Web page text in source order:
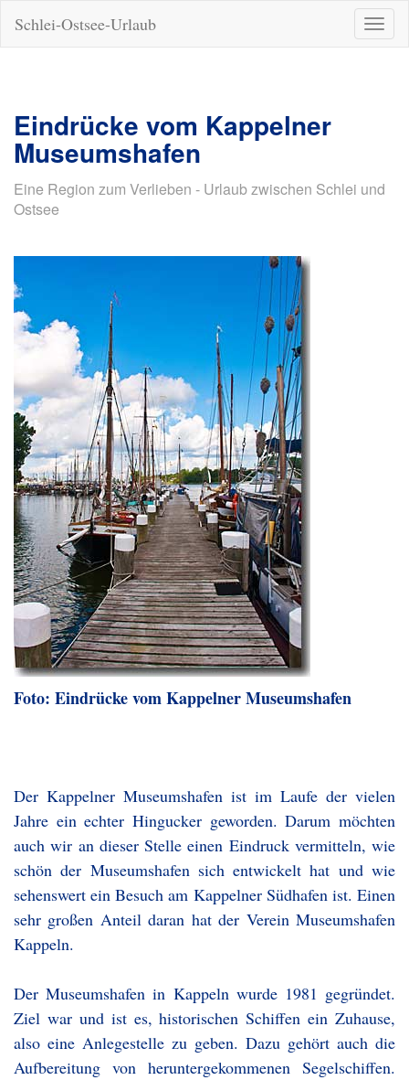
ein-/
Schlei-Ostsee-Urlaub
Eindrücke vom Kappelner
Museumshafen
Eine Region zum Verlieben - Urlaub zwischen Schlei und
Ostsee
Foto: Eindrücke vom Kappelner Museumshafen
Der Kappelner Museumshafen ist im Laufe der vielen
Jahre ein echter Hingucker geworden. Darum möchten
auch wir an dieser Stelle einen Eindruck vermitteln, wie
schön der Museumshafen sich entwickelt hat und wie
sehenswert ein Besuch am Kappelner Südhafen ist. Einen
sehr großen Anteil daran hat der Verein Museumshafen
Kappeln.
Der Museumshafen in Kappeln wurde 1981 gegründet.
Ziel war und ist es, historischen Schiffen ein Zuhause,
also eine Anlegestelle zu geben. Dazu gehört auch die
Aufbereitung von heruntergekommenen Segelschiffen.